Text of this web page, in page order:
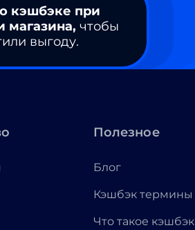
кэшбэке при
магазина, чтобы
выгоду.
Полезное
Блог
Кэшбэк термины
Что такое кэшбэк